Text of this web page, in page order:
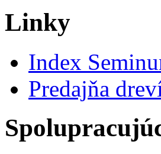
Linky
Index
Predajňa